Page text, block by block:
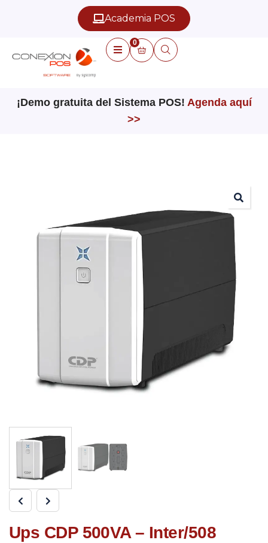
Academia POS
0
¡Demo gratuita del Sistema POS! Agenda aquí
>>
Ups CDP 500VA – Inter/508